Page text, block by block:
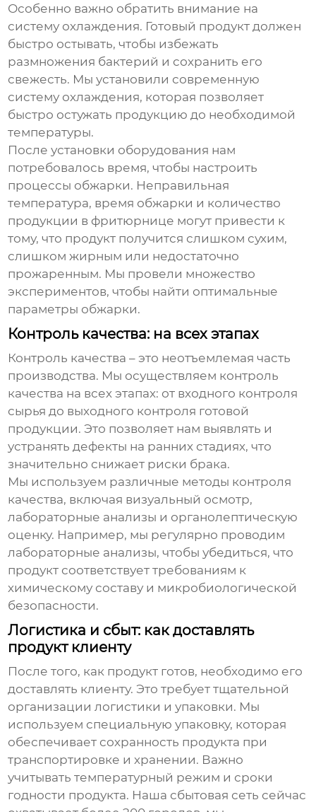
Особенно важно обратить внимание на
систему охлаждения. Готовый продукт должен
быстро остывать, чтобы избежать
размножения бактерий и сохранить его
свежесть. Мы установили современную
систему охлаждения, которая позволяет
быстро остужать продукцию до необходимой
температуры.
После установки оборудования нам
потребовалось время, чтобы настроить
процессы обжарки. Неправильная
температура, время обжарки и количество
продукции в фритюрнице могут привести к
тому, что продукт получится слишком сухим,
слишком жирным или недостаточно
прожаренным. Мы провели множество
экспериментов, чтобы найти оптимальные
параметры обжарки.
Контроль качества: на всех этапах
Контроль качества – это неотъемлемая часть
производства. Мы осуществляем контроль
качества на всех этапах: от входного контроля
сырья до выходного контроля готовой
продукции. Это позволяет нам выявлять и
устранять дефекты на ранних стадиях, что
значительно снижает риски брака.
Мы используем различные методы контроля
качества, включая визуальный осмотр,
лабораторные анализы и органолептическую
оценку. Например, мы регулярно проводим
лабораторные анализы, чтобы убедиться, что
продукт соответствует требованиям к
химическому составу и микробиологической
безопасности.
Логистика и сбыт: как доставлять
продукт клиенту
После того, как продукт готов, необходимо его
доставлять клиенту. Это требует тщательной
организации логистики и упаковки. Мы
используем специальную упаковку, которая
обеспечивает сохранность продукта при
транспортировке и хранении. Важно
учитывать температурный режим и сроки
годности продукта. Наша сбытовая сеть сейчас